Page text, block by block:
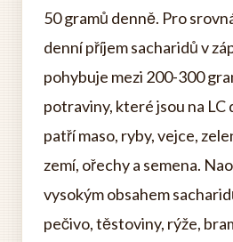
50 gramů denně. Pro
denní příjem sacharidů v
pohybuje mezi 200-300
potraviny, které jsou na LC
patří maso, ryby, vejce,
zemí, ořechy a semena.
vysokým obsahem
pečivo, těstoviny, rýže,